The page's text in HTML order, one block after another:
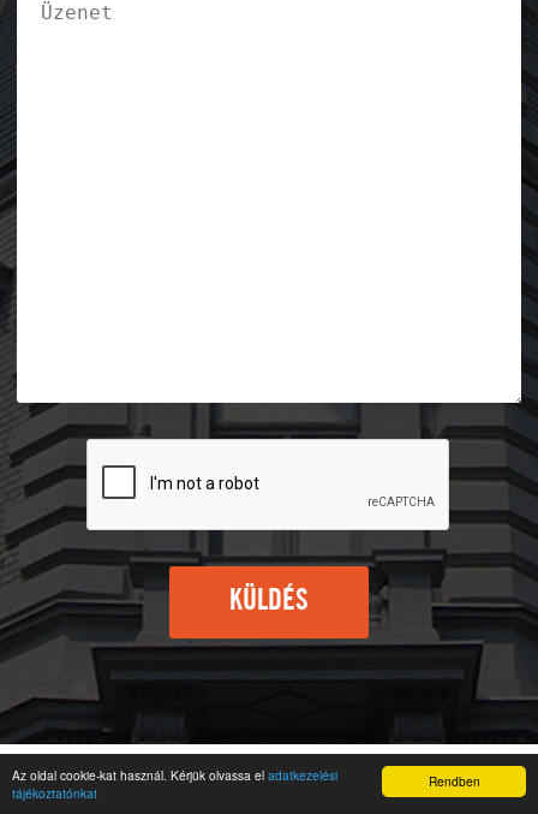
Rendben
Az oldal cookie-kat használ. Kérjük olvassa el adatkezelési
tájékoztatónkat
KÜLDÉS